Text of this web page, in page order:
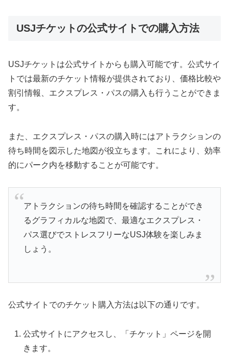
USJチケットの公式サイトでの購入方法
USJチケットは公式サイトからも購入可能です。公式サイ
トでは最新のチケット情報が提供されており、価格比較や
割引情報、エクスプレス・パスの購入も行うことができま
す。
また、エクスプレス・パスの購入時にはアトラクションの
待ち時間を図示した地図が役立ちます。これにより、効率
的にパーク内を移動することが可能です。
アトラクションの待ち時間を確認することができ
るグラフィカルな地図で、最適なエクスプレス・
パス選びでストレスフリーなUSJ体験を楽しみま
しょう。
公式サイトでのチケット購入方法は以下の通りです。
公式サイトにアクセスし、「チケット」ページを開
きます。